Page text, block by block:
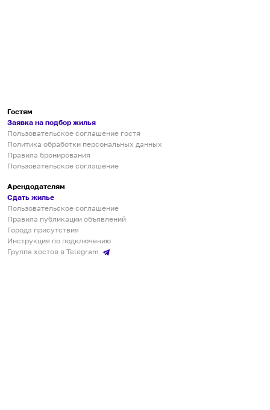
Гостям
Заявка на подбор жилья
Пользовательское соглашение гостя
Политика обработки персональных данных
Правила бронирования
Пользовательское соглашение
Арендодателям
Сдать жилье
Пользовательское соглашение
Правила публикации объявлений
Города присутствия
Инструкция по подключению
Группа хостов в Telegram